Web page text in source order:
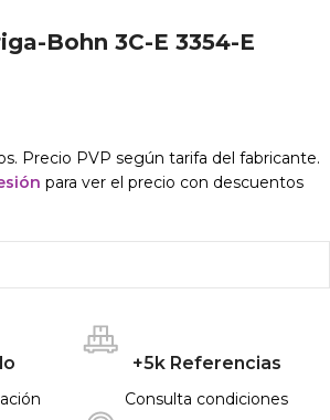
Bohn 3C-E 3354-E
Precio PVP según tarifa del fabricante.
para ver el precio con descuentos
+5k Referencias
Consulta condiciones